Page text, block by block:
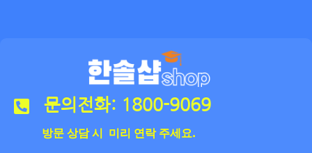
문의전화: 1800-9069
방문 상담 시 미리 연락 주세요.